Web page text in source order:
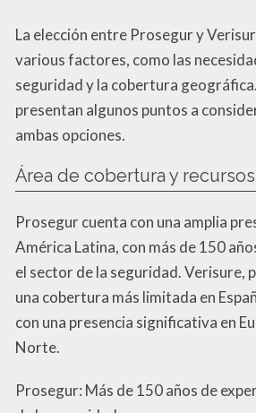
La elección entre Prosegur y
various factores, como las
seguridad y la cobertura
presentan algunos puntos a
ambas opciones.
Área de cobertura y recursos
Prosegur cuenta con una amplia
América Latina, con más de 150
el sector de la seguridad. Verisure,
una cobertura más limitada en
con una presencia significativa en
Norte.
Prosegur: Más de 150 años de